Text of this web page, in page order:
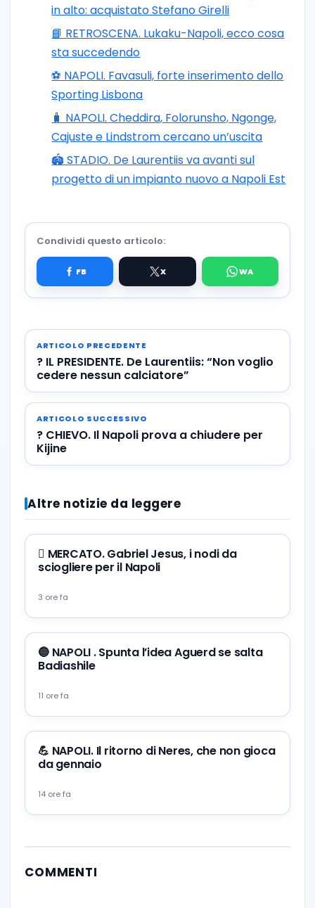
in alto: acquistato Stefano Girelli
📘 RETROSCENA. Lukaku-Napoli, ecco cosa
sta succedendo
⚽️ NAPOLI. Favasuli, forte inserimento dello
Sporting Lisbona
🧳 NAPOLI. Cheddira, Folorunsho, Ngonge,
Cajuste e Lindstrom cercano un’uscita
🏟️ STADIO. De Laurentiis va avanti sul
progetto di un impianto nuovo a Napoli Est
Condividi questo articolo:
ARTICOLO PRECEDENTE
? IL PRESIDENTE. De Laurentiis: “Non voglio
cedere nessun calciatore”
ARTICOLO SUCCESSIVO
? CHIEVO. Il Napoli prova a chiudere per
Kijine
Altre notizie da leggere
🪎 MERCATO. Gabriel Jesus, i nodi da
sciogliere per il Napoli
3 ore fa
🔵 NAPOLI . Spunta l’idea Aguerd se salta
Badiashile
11 ore fa
💪 NAPOLI. Il ritorno di Neres, che non gioca
da gennaio
14 ore fa
COMMENTI